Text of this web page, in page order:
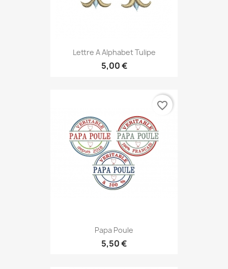
Lettre A Alphabet Tulipe
5,00 €
Papa Poule
5,50 €
favorite_border